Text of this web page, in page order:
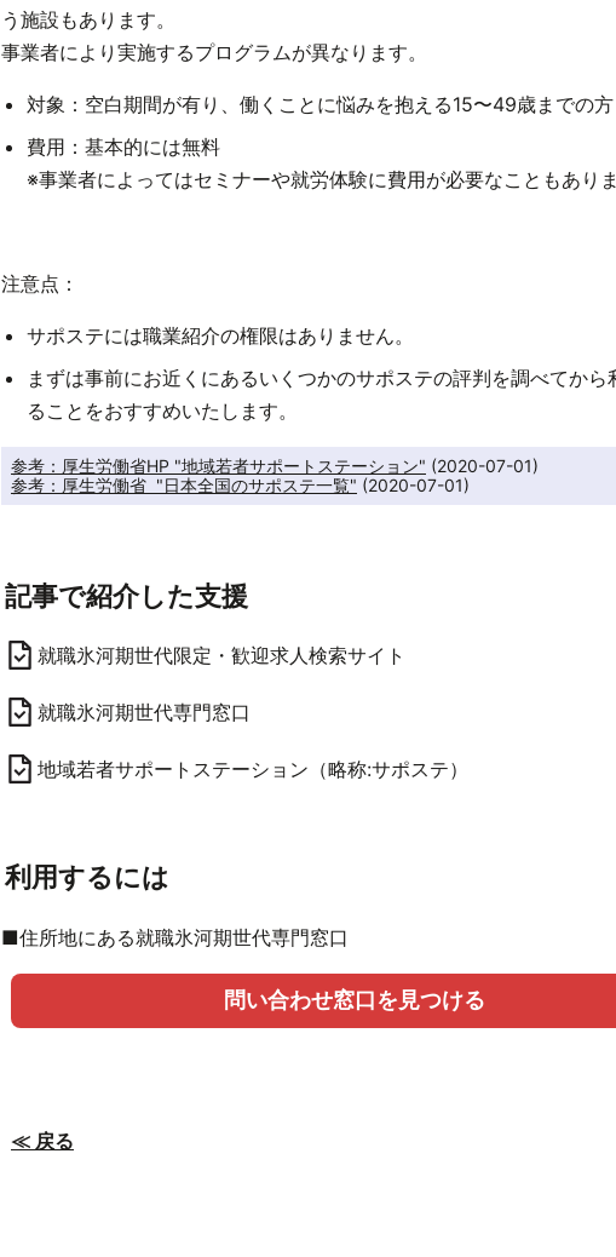
う施設もあります。
事業者により実施するプログラムが異なります。
対象：空白期間が有り、働くことに悩みを抱える15〜49歳までの方
費用：基本的には無料
※事業者によってはセミナーや就労体験に費用が必要なこともあり
注意点：
サポステには職業紹介の権限はありません。
まずは事前にお近くにあるいくつかのサポステの評判を調べてから
ることをおすすめいたします。
参考：厚生労働省HP "地域若者サポートステーション"
参考：厚生労働省  "日本全国のサポステ一覧" (2020-07-01)
記事で紹介した支援
就職氷河期世代限定・歓迎求人検索サイト
就職氷河期世代専門窓口
地域若者サポートステーション（略称:サポステ）
利用するには
■住所地にある就職氷河期世代専門窓口
問い合わせ窓口を見つける
≪ 戻る